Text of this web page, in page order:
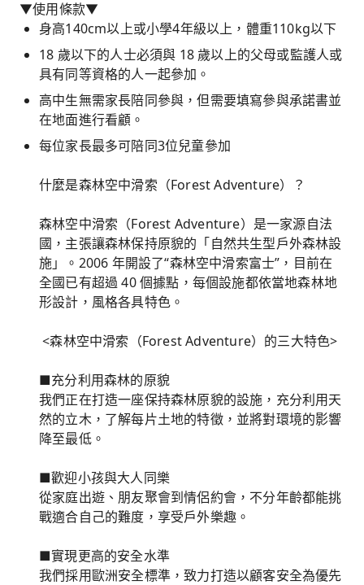
▼使用條款▼
身高140cm以上或小學4年級以上，體重110kg以下
18 歲以下的人士必須與 18 歲以上的父母或監護人或
具有同等資格的人一起參加。
高中生無需家長陪同參與，但需要填寫參與承諾書並
在地面進行看顧。
每位家長最多可陪同3位兒童參加
什麼是森林空中滑索（Forest Adventure）？
森林空中滑索（Forest Adventure）是一家源自法
國，主張讓森林保持原貌的「自然共生型戶外森林設
施」。2006 年開設了“森林空中滑索富士”，目前在
全國已有超過 40 個據點，每個設施都依當地森林地
形設計，風格各具特色。
<森林空中滑索（Forest Adventure）的三大特色>
■充分利用森林的原貌
我們正在打造一座保持森林原貌的設施，充分利用天
然的立木，了解每片土地的特徵，並將對環境的影響
降至最低。
■歡迎小孩與大人同樂
從家庭出遊、朋友聚會到情侶約會，不分年齡都能挑
戰適合自己的難度，享受戶外樂趣。
■實現更高的安全水準
我們採用歐洲安全標準，致力打造以顧客安全為優先